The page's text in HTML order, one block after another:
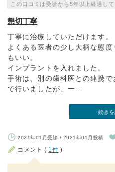
この口コミは受診から5年以上経過して
懇切丁寧
丁寧に治療していただけます。
よくある医者の少し大柄な態
もいい。
インプラントを入れました。
手術は、別の歯科医との連携
で行いましたが、一...
続き
2021年01月受診 / 2021年01月投稿
コメント ( 1件 )